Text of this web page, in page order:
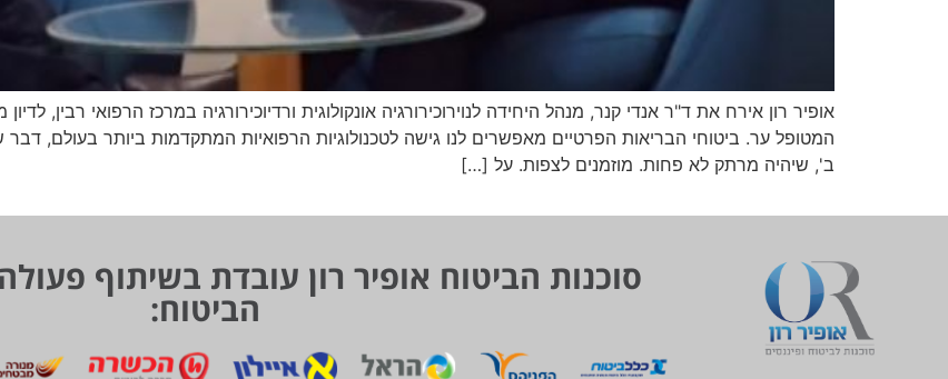
אופיר רון אירח את ד"ר אנדי קנר, מנהל היחידה לנוירוכירורגיה אונקולוגית ורדיוכירורגיה במרכז הרפואי רבין,
המטופל ער. ביטוחי הבריאות הפרטיים מאפשרים לנו גישה לטכנולוגיות הרפואיות המתקדמות ביותר בעולם,
ב', שיהיה מרתק לא פחות. מוזמנים לצפות. על […]
סוכנות הביטוח אופיר רון עובדת בשיתוף
הביטוח: